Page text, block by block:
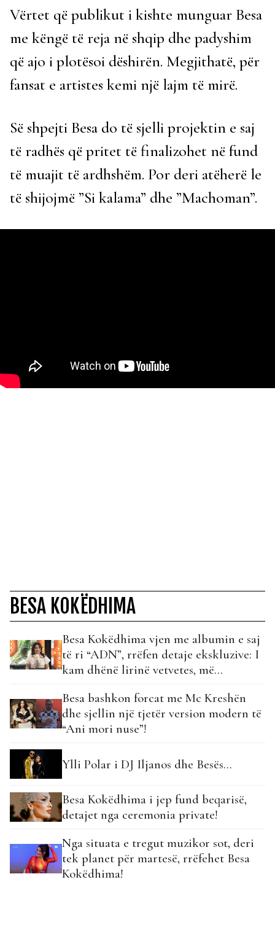
Vërtet që publikut i kishte munguar Besa
me këngë të reja në shqip dhe padyshim
që ajo i plotësoi dëshirën. Megjithatë, për
fansat e artistes kemi një lajm të mirë.
Së shpejti Besa do të sjelli projektin e saj
të radhës që pritet të finalizohet në fund
të muajit të ardhshëm. Por deri atëherë le
të shijojmë ”Si kalama” dhe ”Machoman”.
BESA KOKËDHIMA
Besa Kokëdhima vjen me albumin e saj
të ri “ADN”, rrëfen detaje ekskluzive: I
kam dhënë lirinë vetvetes, më
Besa bashkon forcat me Mc Kreshën
dhe sjellin një tjetër version modern të
“Ani mori nuse”!
Ylli Polar i DJ Iljanos dhe Besës…
Besa Kokëdhima i jep fund beqarisë,
detajet nga ceremonia private!
Nga situata e tregut muzikor sot, deri
tek planet për martesë, rrëfehet Besa
Kokëdhima!